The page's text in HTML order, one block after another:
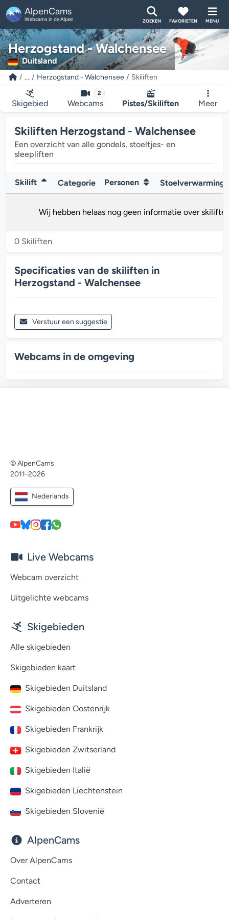
AlpenCams
Webcams in de Alpen ZOEKEN FAVORIETEN MENU
Herzogstand - Walchensee
Duitsland
... Herzogstand - Walchensee Skiliften
Skigebied
2
Webcams Pistes/Skiliften Meer
Skiliften Herzogstand - Walchensee
Een overzicht van alle gondels, stoeltjes- en
sleepliften
0 Skiliften
Skilift Categorie Personen Stoelverwarming
Wij hebben helaas nog geen informatie over
Specificaties van de skiliften in
Herzogstand - Walchensee
Verstuur een suggestie
Webcams in de omgeving
© AlpenCams
2011-2026
Nederlands
Live Webcams
Webcam overzicht
Uitgelichte webcams
Skigebieden
Alle skigebieden
Skigebieden kaart
Skigebieden Duitsland
Skigebieden Oostenrijk
Skigebieden Frankrijk
Skigebieden Zwitserland
Skigebieden Italië
Skigebieden Liechtenstein
Skigebieden Slovenië
AlpenCams
Over AlpenCams
Contact
Adverteren